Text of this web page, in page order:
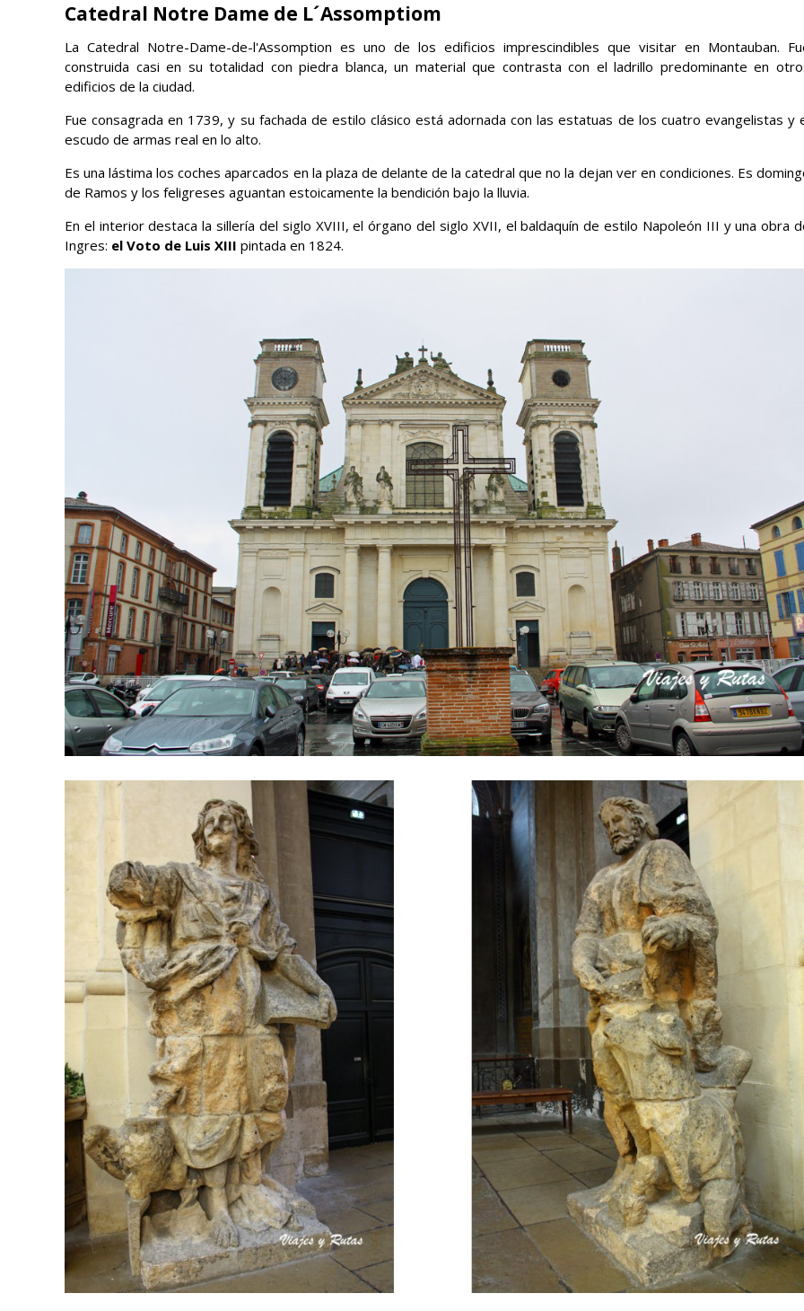
Catedral Notre Dame de L´Assomptiom
La Catedral Notre-Dame-de-l'Assomption es uno de los edificios imprescindibles que visitar en Montauban.
construida casi en su totalidad con piedra blanca, un material que contrasta con el ladrillo predominante en
edificios de la ciudad.
Fue consagrada en 1739, y su fachada de estilo clásico está adornada con las estatuas de los cuatro evangelistas y
escudo de armas real en lo alto.
Es una lástima los coches aparcados en la plaza de delante de la catedral que no la dejan ver en condiciones. Es
de Ramos y los feligreses aguantan estoicamente la bendición bajo la lluvia.
En el interior destaca la sillería del siglo XVIII, el órgano del siglo XVII, el baldaquín de estilo Napoleón III y una obra
Ingres: el Voto de Luis XIII pintada en 1824.